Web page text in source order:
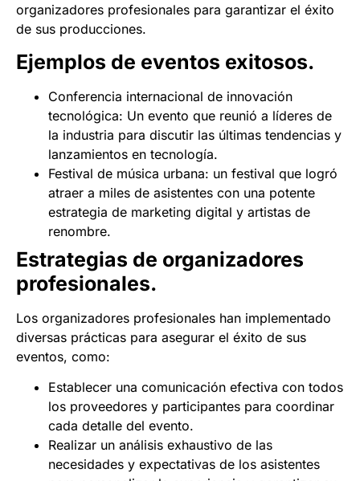
organizadores profesionales para garantizar el éxito
de sus producciones.
Ejemplos de eventos exitosos.
Conferencia internacional de innovación
tecnológica: Un evento que reunió a líderes de
la industria para discutir las últimas tendencias y
lanzamientos en tecnología.
Festival de música urbana: un festival que logró
atraer a miles de asistentes con una potente
estrategia de marketing digital y artistas de
renombre.
Estrategias de organizadores
profesionales.
Los organizadores profesionales han implementado
diversas prácticas para asegurar el éxito de sus
eventos, como:
Establecer una comunicación efectiva con todos
los proveedores y participantes para coordinar
cada detalle del evento.
Realizar un análisis exhaustivo de las
necesidades y expectativas de los asistentes